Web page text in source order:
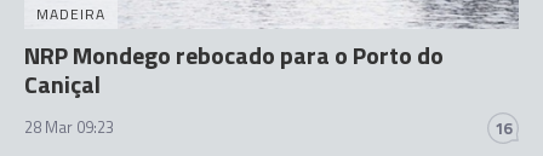
MADEIRA
NRP Mondego rebocado para o Porto do
Caniçal
28 Mar 09:23 16